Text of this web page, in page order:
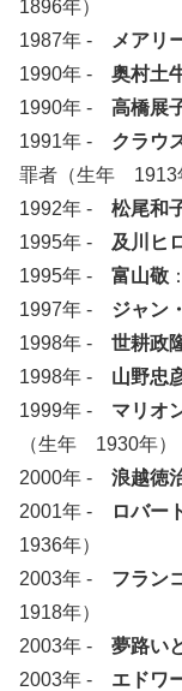
1896年）
1987年 -
メアリ
1990年 - 奥村土
1990年 - 高橋展
1991年 - クラウ
罪者（生年 1913
1992年 - 松尾和
1995年 - 及川ヒ
1995年 - 富山敬
1997年 - ジャン
1998年 - 世耕政
1998年 - 山野忠
1999年 - マリオ
（生年 1930年）
2000年 - 浪越徳
2001年 -
ロバー
1936年）
2003年 - フラン
1918年）
2003年 - 夢路い
2003年 - エドワ